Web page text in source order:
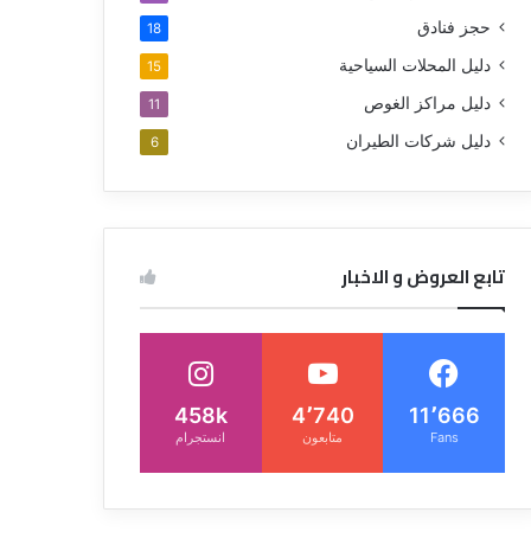
حجز فنادق 18
دليل المحلات السياحية 15
دليل مراكز الغوص 11
دليل شركات الطيران 6
تابع العروض و الاخبار
11٬666
Fans
4٬740
متابعون
458k
انستجرام